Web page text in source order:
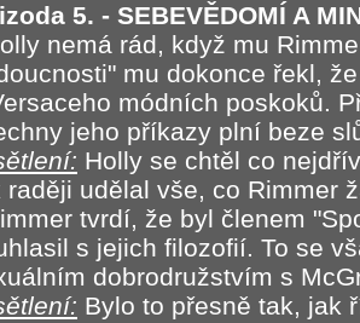
5. - SEBEVĚDOMÍ A
nemá rád, když mu
mu dokonce řekl,
módních poskoků.
jeho příkazy plní beze
Holly se chtěl co
raději udělal vše, co Rimmer
tvrdí, že byl členem
s jejich filozofií. To se
dobrodružstvím s
Bylo to přesně tak, jak